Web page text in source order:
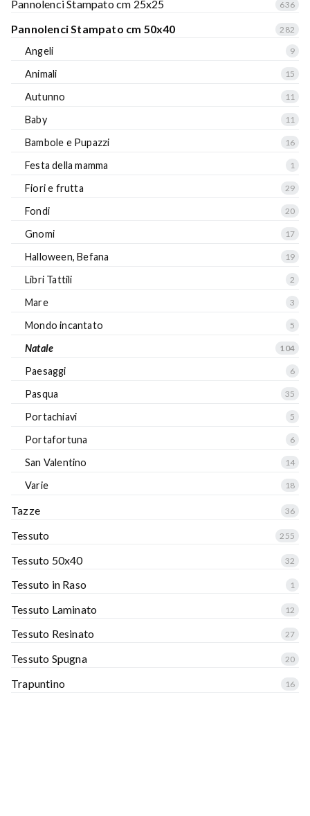
Pannolenci Stampato cm 25x25 636
Pannolenci Stampato cm 50x40 282
Angeli 9
Animali 15
Autunno 11
Baby 11
Bambole e Pupazzi 16
Festa della mamma 1
Fiori e frutta 29
Fondi 20
Gnomi 17
Halloween, Befana 19
Libri Tattili 2
Mare 3
Mondo incantato 5
Natale 104
Paesaggi 6
Pasqua 35
Portachiavi 5
Portafortuna 6
San Valentino 14
Varie 18
Tazze 36
Tessuto 255
Tessuto 50x40 32
Tessuto in Raso 1
Tessuto Laminato 12
Tessuto Resinato 27
Tessuto Spugna 20
Trapuntino 16